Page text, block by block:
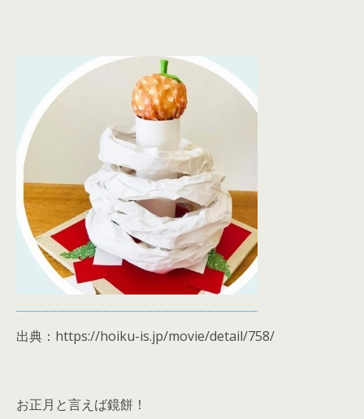
出典：https://hoiku-is.jp/movie/detail/758/
お正月と言えば鏡餅！